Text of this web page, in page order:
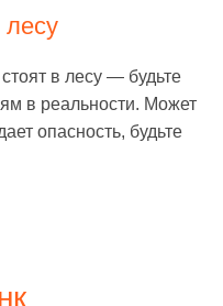
лесу
в лесу — будьте
в реальности. Может
опасность, будьте